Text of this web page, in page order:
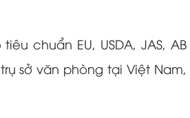
chuẩn EU, USDA, JAS, AB
trụ sở văn phòng tại Việt